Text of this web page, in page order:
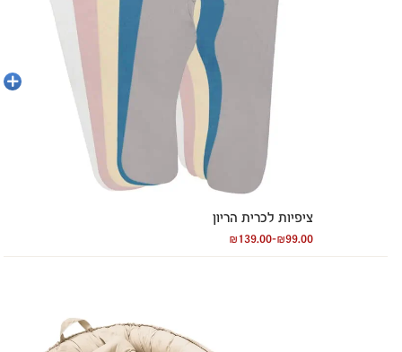
ציפיות לכרית הריון
₪99.00
–
₪139.00
בחר